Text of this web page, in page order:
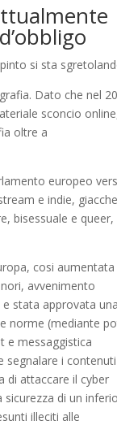
si sta
Dato che nel
sconcio
oltre a
europeo
e indie, giacche
bisessuale e queer,
cosi aumentata
avvenimento
stata approvata una
norme (mediante
e messaggistica
segnalare i
di attaccare il cyber
di un
illeciti alle